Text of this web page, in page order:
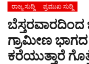
ರಾಜ್ಯ ಸುದ್ದಿ ಪ್ರಮುಖ ಸುದ್ದಿ
ಗ್ರಾಮೀಣ
ಕರೆಯುತ್ತಾರೆ